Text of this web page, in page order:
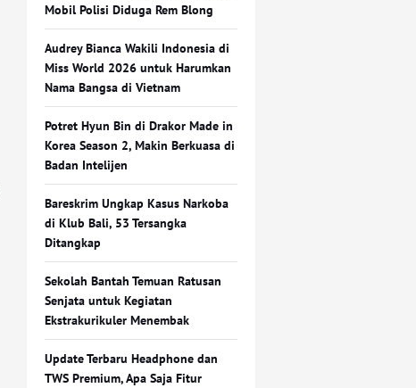
Mobil Polisi Diduga Rem Blong
Audrey Bianca Wakili Indonesia di
Miss World 2026 untuk Harumkan
Nama Bangsa di Vietnam
Potret Hyun Bin di Drakor Made in
Korea Season 2, Makin Berkuasa di
Badan Intelijen
Bareskrim Ungkap Kasus Narkoba
di Klub Bali, 53 Tersangka
Ditangkap
Sekolah Bantah Temuan Ratusan
Senjata untuk Kegiatan
Ekstrakurikuler Menembak
Update Terbaru Headphone dan
TWS Premium, Apa Saja Fitur